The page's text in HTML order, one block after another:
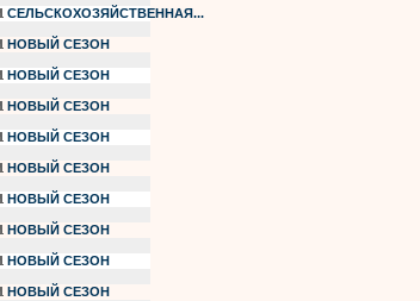
СЕЛЬСКОХОЗЯЙСТВЕННАЯ...
НОВЫЙ СЕЗОН
НОВЫЙ СЕЗОН
НОВЫЙ СЕЗОН
НОВЫЙ СЕЗОН
НОВЫЙ СЕЗОН
НОВЫЙ СЕЗОН
НОВЫЙ СЕЗОН
НОВЫЙ СЕЗОН
НОВЫЙ СЕЗОН